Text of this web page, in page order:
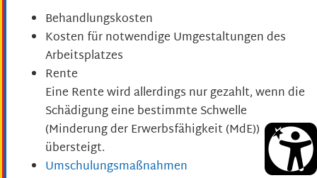
Behandlungskosten
Kosten für notwendige Umgestaltungen des
Arbeitsplatzes
Rente
Eine Rente wird allerdings nur gezahlt, wenn die
Schädigung eine bestimmte Schwelle
(Minderung der Erwerbsfähigkeit (MdE))
übersteigt.
Umschulungsmaßnahmen